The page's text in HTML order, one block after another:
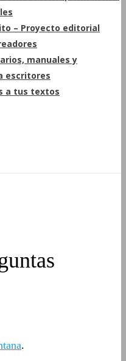
– Proyecto editorial
manuales y
escritores
a tus textos
.